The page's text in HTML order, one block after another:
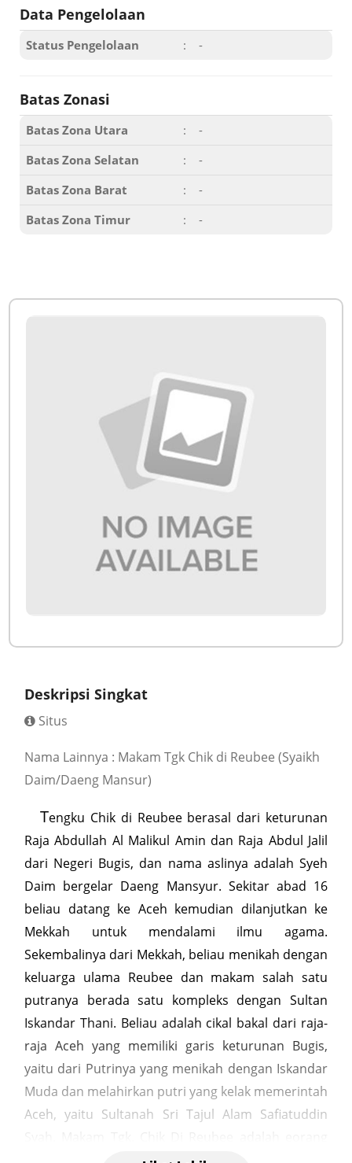
Data Pengelolaan
Status Pengelolaan : -
Batas Zonasi
Batas Zona Utara :
-
Batas Zona Selatan
:
-
Batas Zona Barat
:
-
Batas Zona Timur
: -
Deskripsi Singkat
Situs
Nama Lainnya : Makam Tgk Chik di Reubee (Syaikh
Daim/Daeng Mansur)
Tengku Chik di Reubee berasal dari keturunan
Raja Abdullah Al Malikul Amin dan Raja Abdul Jalil
dari Negeri Bugis, dan nama aslinya adalah Syeh
Daim bergelar Daeng Mansyur. Sekitar abad 16
beliau datang ke Aceh kemudian dilanjutkan ke
Mekkah untuk mendalami ilmu agama.
Sekembalinya dari Mekkah, beliau menikah dengan
keluarga ulama Reubee dan makam salah satu
putranya berada satu kompleks dengan Sultan
Iskandar Thani. Beliau adalah cikal bakal dari raja-
raja Aceh yang memiliki garis keturunan Bugis,
yaitu dari Putrinya yang menikah dengan Iskandar
Muda dan melahirkan putri yang kelak memerintah
Aceh, yaitu Sultanah Sri Tajul Alam Safiatuddin